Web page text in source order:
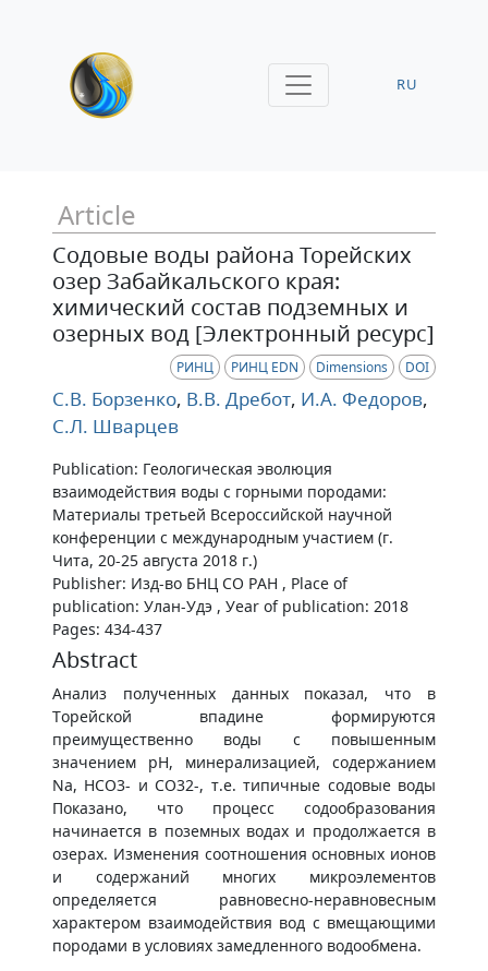
RU
Article
Содовые воды района Торейских
озер Забайкальского края:
химический состав подземных и
озерных вод [Электронный ресурс]
РИНЦ РИНЦ EDN Dimensions DOI
С.В. Борзенко, В.В. Дребот, И.А. Федоров,
С.Л. Шварцев
Publication: Геологическая эволюция
взаимодействия воды с горными породами:
Материалы третьей Всероссийской научной
конференции с международным участием (г.
Чита, 20-25 августа 2018 г.)
Publisher: Изд-во БНЦ СО РАН , Place of
publication: Улан-Удэ , Уear of publication: 2018
Pages: 434-437
Abstract
Анализ полученных данных показал, что в
Торейской впадине формируются
преимущественно воды с повышенным
значением рН, минерализацией, содержанием
Na, HCO3- и CO32-, т.е. типичные содовые воды
Показано, что процесс содообразования
начинается в поземных водах и продолжается в
озерах. Изменения соотношения основных ионов
и содержаний многих микроэлементов
определяется равновесно-неравновесным
характером взаимодействия вод с вмещающими
породами в условиях замедленного водообмена.